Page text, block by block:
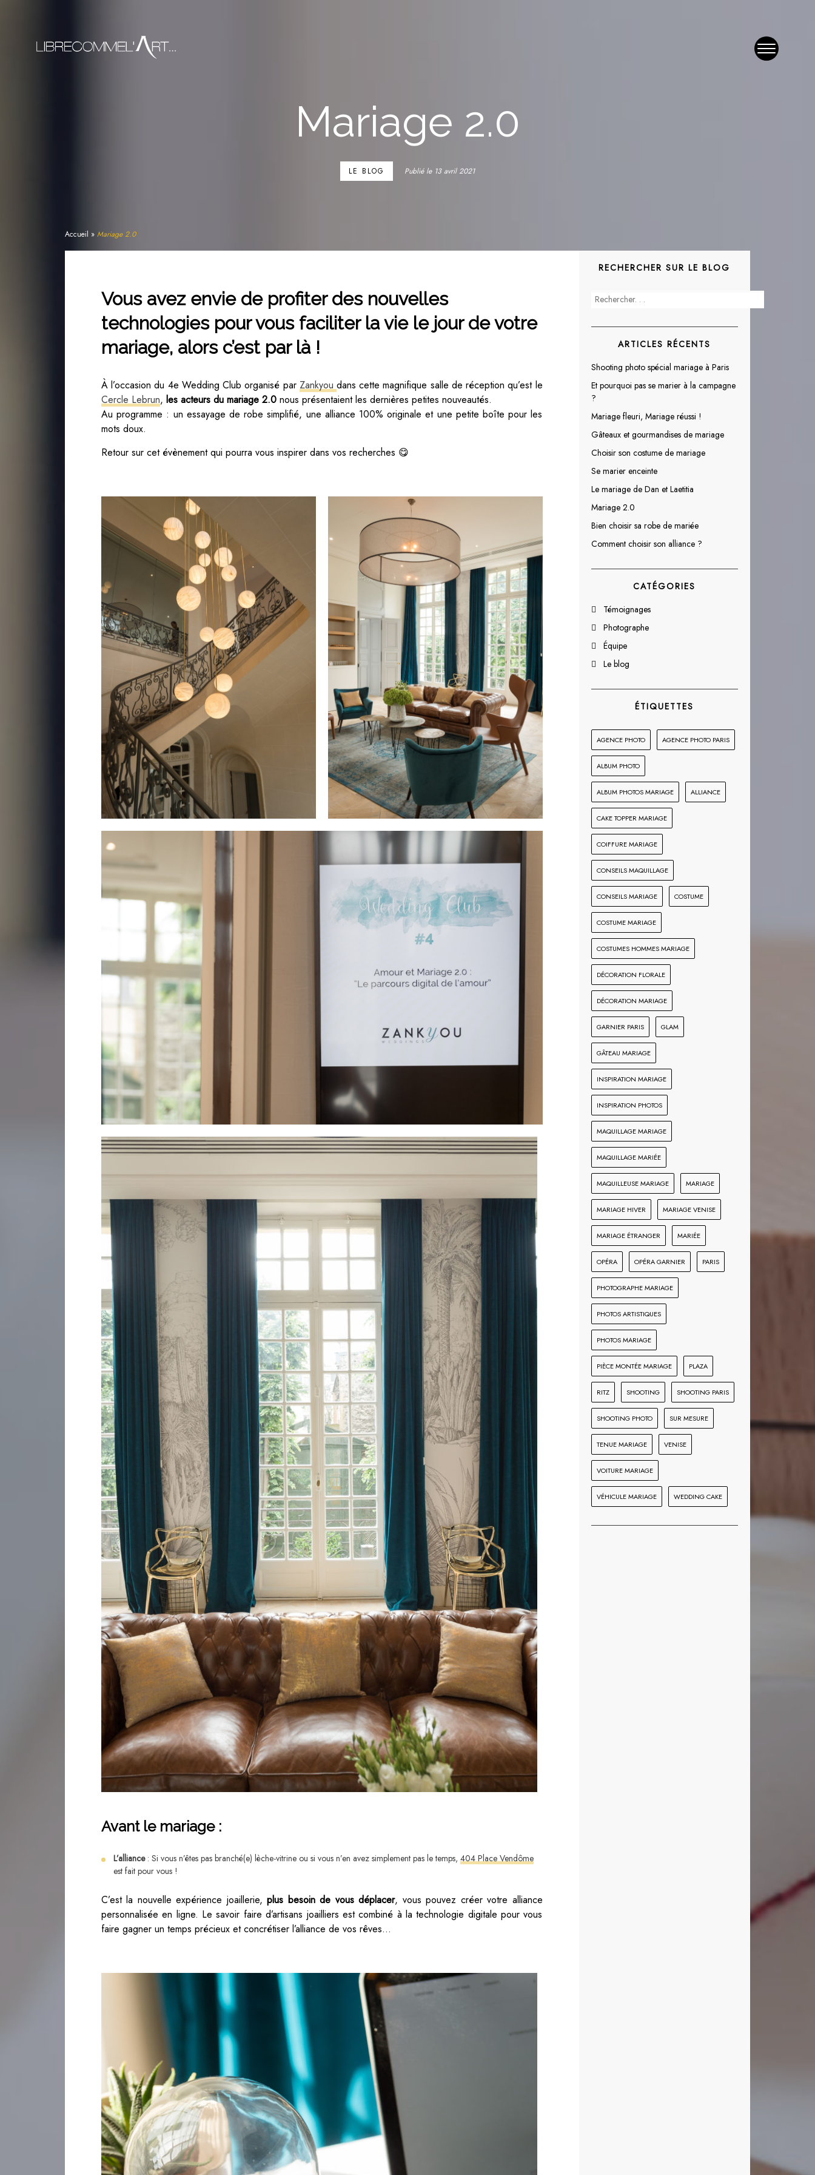
Mariage 2.0
LE BLOG Publié le 13 avril 2021
Accueil » Mariage 2.0
Vous avez envie de profiter des nouvelles
technologies pour vous faciliter la vie le jour de votre
mariage, alors c’est par là !
À l’occasion du 4e Wedding Club organisé par Zankyou dans cette magnifique salle de réception qu’est le
Cercle Lebrun, les acteurs du mariage 2.0 nous présentaient les dernières petites nouveautés.
Au programme : un essayage de robe simplifié, une alliance 100% originale et une petite boîte pour les
mots doux.
Retour sur cet évènement qui pourra vous inspirer dans vos recherches 😋
Avant le mariage :
L’alliance: Si vous n’êtes pas branché(e) lèche-vitrine ou si vous n’en avez simplement pas le temps, 404 Place Vendôme
est fait pour vous !
C’est la nouvelle expérience joaillerie,plus besoin de vous déplacer, vous pouvez créer votre alliance
personnalisée en ligne. Le savoir faire d’artisans joailliers est combiné à la technologie digitale pour vous
faire gagner un temps précieux et concrétiser l’alliance de vos rêves…
RECHERCHER SUR LE BLOG
ARTICLES RÉCENTS
Shooting photo spécial mariage à Paris
Et pourquoi pas se marier à la campagne
?
Mariage fleuri, Mariage réussi !
Gâteaux et gourmandises de mariage
Choisir son costume de mariage
Se marier enceinte
Le mariage de Dan et Laetitia
Mariage 2.0
Bien choisir sa robe de mariée
Comment choisir son alliance ?
CATÉGORIES
Témoignages
Photographe
Équipe
Le blog
ÉTIQUETTES
AGENCE PHOTO AGENCE PHOTO PARIS
ALBUM PHOTO
ALBUM PHOTOS MARIAGE ALLIANCE
CAKE TOPPER MARIAGE
COIFFURE MARIAGE
CONSEILS MAQUILLAGE
CONSEILS MARIAGE COSTUME
COSTUME MARIAGE
COSTUMES HOMMES MARIAGE
DÉCORATION FLORALE
DÉCORATION MARIAGE
GARNIER PARIS GLAM
GÂTEAU MARIAGE
INSPIRATION MARIAGE
INSPIRATION PHOTOS
MAQUILLAGE MARIAGE
MAQUILLAGE MARIÉE
MAQUILLEUSE MARIAGE MARIAGE
MARIAGE HIVER MARIAGE VENISE
MARIAGE ÉTRANGER MARIÉE
OPÉRA OPÉRA GARNIER PARIS
PHOTOGRAPHE MARIAGE
PHOTOS ARTISTIQUES
PHOTOS MARIAGE
PIÈCE MONTÉE MARIAGE PLAZA
RITZ SHOOTING SHOOTING PARIS
SHOOTING PHOTO SUR MESURE
TENUE MARIAGE VENISE
VOITURE MARIAGE
VÉHICULE MARIAGE WEDDING CAKE